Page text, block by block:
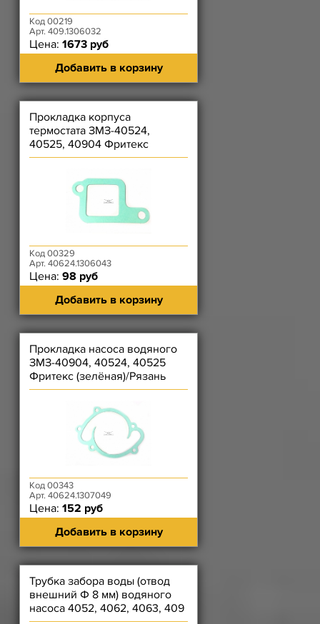
Код 00219
Арт. 409.1306032
Цена: 1673 руб
Добавить в корзину
Прокладка корпуса
термостата ЗМЗ-40524,
40525, 40904 Фритекс
(зелёная)/Рязань (серая)
Код 00329
Арт. 40624.1306043
Цена: 98 руб
Добавить в корзину
Прокладка насоса водяного
ЗМЗ-40904, 40524, 40525
Фритекс (зелёная)/Рязань
(серая)
Код 00343
Арт. 40624.1307049
Цена: 152 руб
Добавить в корзину
Трубка забора воды (отвод
внешний Ф 8 мм) водяного
насоса 4052, 4062, 4063, 409